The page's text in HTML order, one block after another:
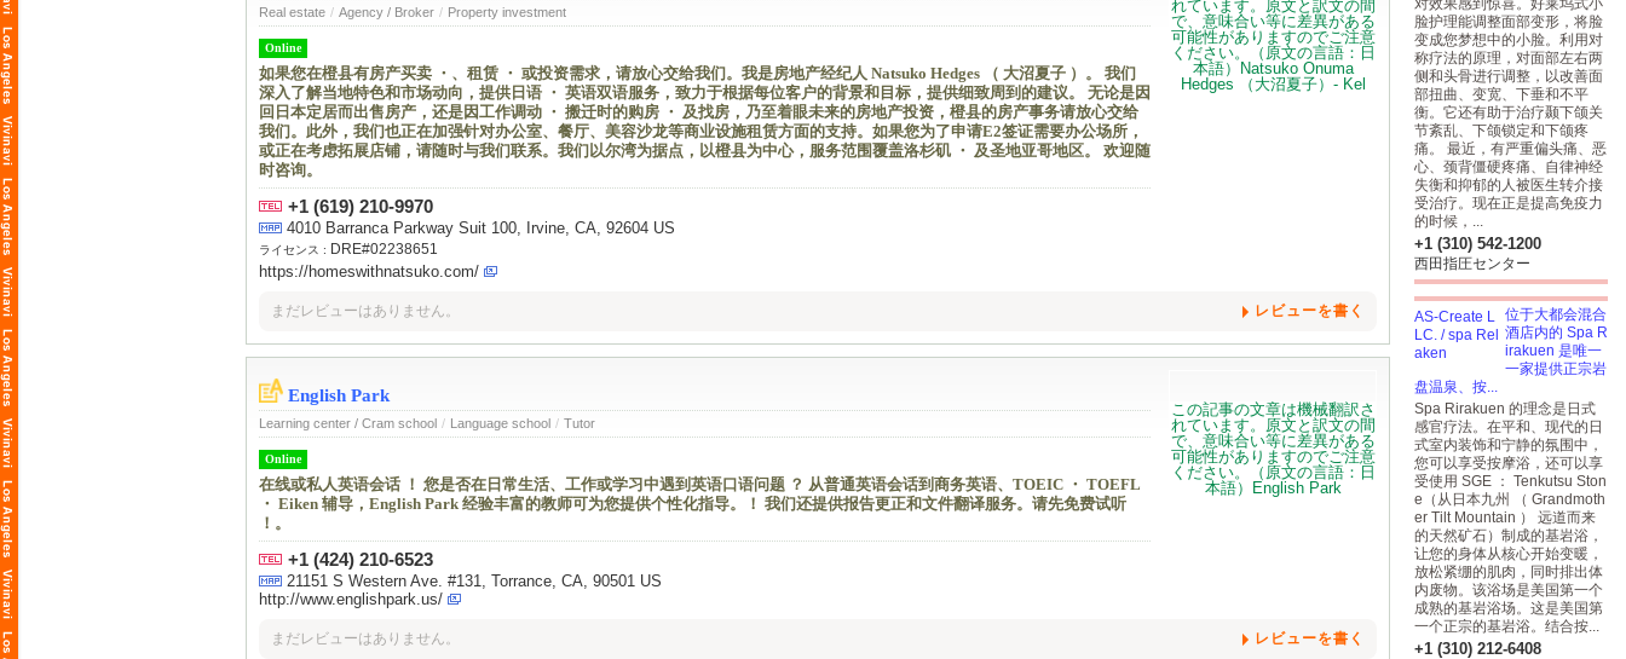
Real estate / Agency / Broker / Property investment
Online
如果您在橙县有房产买卖 ・、租赁 ・ 或投资需求，请放心交给我们。我是房地产经纪人 Natsuko Hedges （ 大沼夏子 ）。 我们
深入了解当地特色和市场动向，提供日语 ・ 英语双语服务，致力于根据每位客户的背景和目标，提供细致周到的建议。 无论是因
回日本定居而出售房产，还是因工作调动 ・ 搬迁时的购房 ・ 及找房，乃至着眼未来的房地产投资，橙县的房产事务请放心交给
我们。此外，我们也正在加强针对办公室、餐厅、美容沙龙等商业设施租赁方面的支持。如果您为了申请E2签证需要办公场所，
或正在考虑拓展店铺，请随时与我们联系。我们以尔湾为据点，以橙县为中心，服务范围覆盖洛杉矶 ・ 及圣地亚哥地区。 欢迎随
时咨询。
+1 (619) 210-9970
4010 Barranca Parkway Suit 100, Irvine, CA, 92604 US
ライセンス : DRE#02238651
https://homeswithnatsuko.com/
まだレビューはありません。 レビューを書く
English Park
Learning center / Cram school / Language school / Tutor
Online
在线或私人英语会话 ！ 您是否在日常生活、工作或学习中遇到英语口语问题 ？ 从普通英语会话到商务英语、TOEIC ・ TOEFL
・ Eiken 辅导，English Park 经验丰富的教师可为您提供个性化指导。！ 我们还提供报告更正和文件翻译服务。请先免费试听
！。
+1 (424) 210-6523
21151 S Western Ave. #131, Torrance, CA, 90501 US
http://www.englishpark.us/
まだレビューはありません。 レビューを書く
对效果感到惊喜。好莱坞式小
脸护理能调整面部变形，将脸
变成您梦想中的小脸。利用对
称疗法的原理，对面部左右两
侧和头骨进行调整，以改善面
部扭曲、变宽、下垂和不平
衡。它还有助于治疗颞下颌关
节紊乱、下颌锁定和下颌疼
痛。 最近，有严重偏头痛、恶
心、颈背僵硬疼痛、自律神经
失衡和抑郁的人被医生转介接
受治疗。现在正是提高免疫力
的时候，...
+1 (310) 542-1200
西田指圧センター
位于大都会混合
酒店内的 Spa R
irakuen 是唯一
一家提供正宗岩
盘温泉、按...
Spa Rirakuen 的理念是日式
感官疗法。在平和、现代的日
式室内装饰和宁静的氛围中，
您可以享受按摩浴，还可以享
受使用 SGE ： Tenkutsu Ston
e（从日本九州 （ Grandmoth
er Tilt Mountain ） 远道而来
的天然矿石）制成的基岩浴，
让您的身体从核心开始变暖，
放松紧绷的肌肉，同时排出体
内废物。该浴场是美国第一个
成熟的基岩浴场。这是美国第
一个正宗的基岩浴。结合按...
+1 (310) 212-6408